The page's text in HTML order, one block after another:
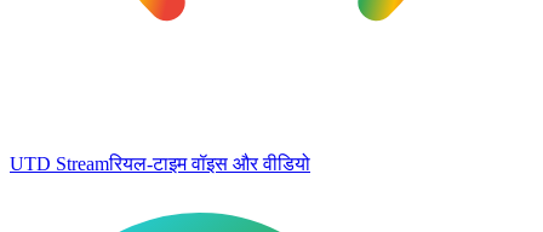
UTD Streamरियल-टाइम वॉइस और वीडियो